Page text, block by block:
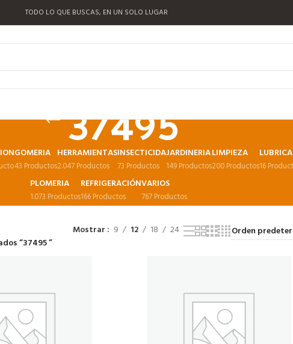
TODO LO QUE BUSCAS, EN UN SOLO LUGAR
37495
GOMERIA
43 Productos
HERRAMIENTAS
2.047 Productos
INSECTICIDA
73 Productos
JARDINERIA
149 Productos
LIMPIEZA
200 Productos16
PLOMERIA
1.073 Productos
REFRIGERACIÓN
166 Productos
VARIOS
767 Productos
“37495 ”
Mostrar 9 12 18 24